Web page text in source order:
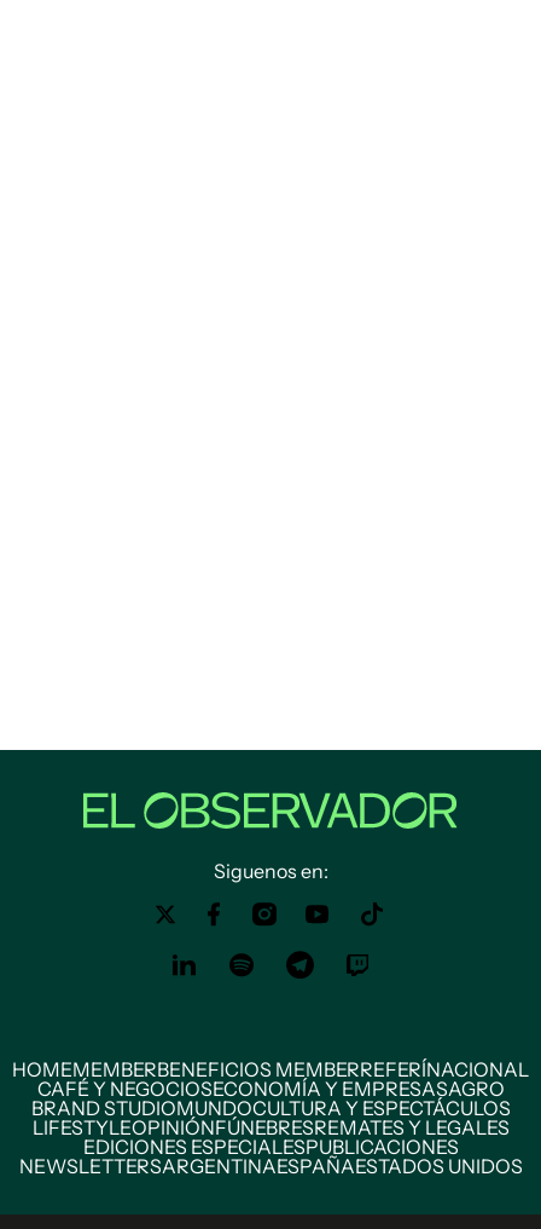
Siguenos en:
HOMEMEMBERBENEFICIOS MEMBERREFERÍNACIONAL
CAFÉ Y NEGOCIOSECONOMÍA Y EMPRESASAGRO
BRAND STUDIOMUNDOCULTURA Y ESPECTÁCULOS
LIFESTYLEOPINIÓNFÚNEBRESREMATES Y LEGALES
EDICIONES ESPECIALESPUBLICACIONES
NEWSLETTERSARGENTINAESPAÑAESTADOS UNIDOS